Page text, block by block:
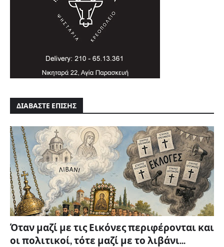
ΔΙΑΒΑΣΤΕ ΕΠΙΣΗΣ
Όταν μαζί με τις Εικόνες περιφέρονται και
οι πολιτικοί, τότε μαζί με το λιβάνι...